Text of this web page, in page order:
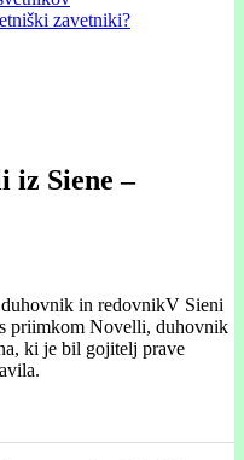
zavetniki?
iz Siene –
V Sieni
priimkom Novelli, duhovnik
ki je bil gojitelj prave